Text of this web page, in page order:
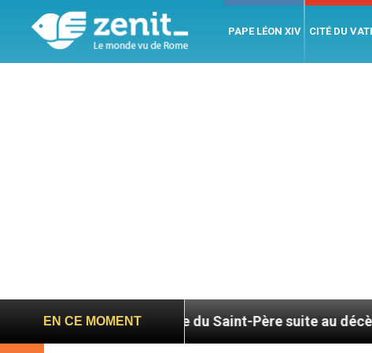
PAPE LÉON XIV CITÉ DU
EN CE MOMENT
Hommage du Saint-Père suite au décès du cardinal